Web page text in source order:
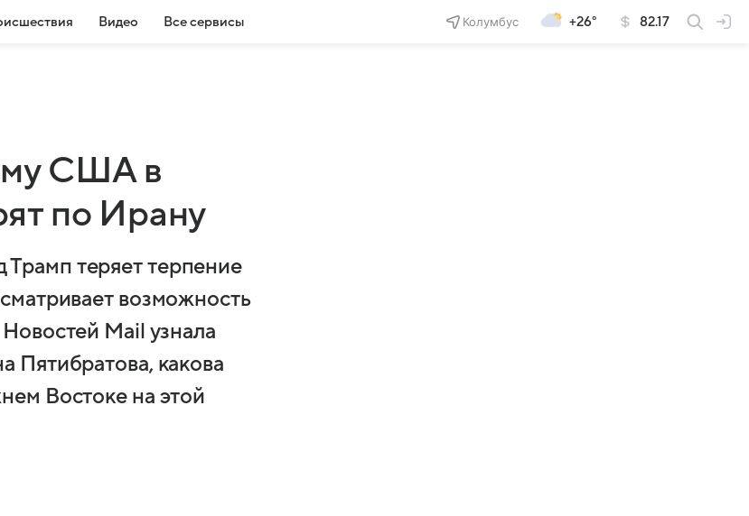
Видео Все сервисы Колумбус +26° 82.17
США в
по Ирану
теряет терпение
возможность
Mail узнала
Пятибратова, какова
Востоке на этой